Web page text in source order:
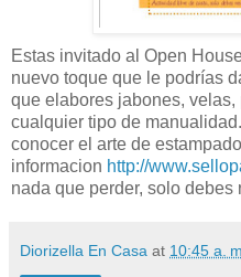
Estas invitado al Open
nuevo toque que le podrías
que elabores jabones,
cualquier tipo de
conocer el arte de
informacion http://
nada que perder, solo debes
Diorizella En Casa at 10:45 a.